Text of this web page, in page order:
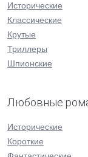
Исторические
Классические
Крутые
Триллеры
Шпионские
Любовные
Исторические
Короткие